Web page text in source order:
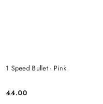
1 Speed Bullet - Pink
Cena:
44.00